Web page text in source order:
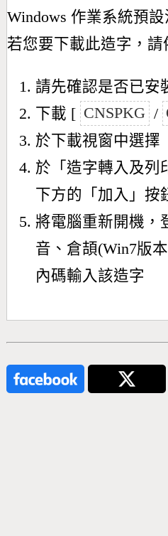
Windows 作業系統預
若您要下載此造字，請
請先確認是否已安
下載 [ CNSPKG /
於下載視窗中選擇
於「造字轉入及列
下方的「加入」按
將電腦重新開機，
音、倉頡(Win7版
內碼輸入該造字